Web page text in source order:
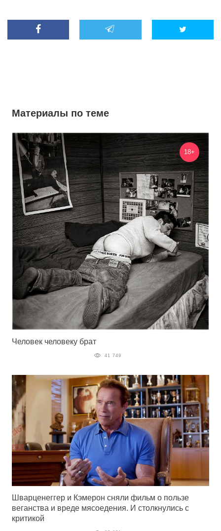
Материалы по теме
18+
Человек человеку брат
41 749
Шварценеггер и Кэмерон сняли фильм о пользе
веганства и вреде мясоедения. И столкнулись с
критикой